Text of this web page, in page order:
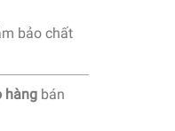
bảo chất
hàng bán